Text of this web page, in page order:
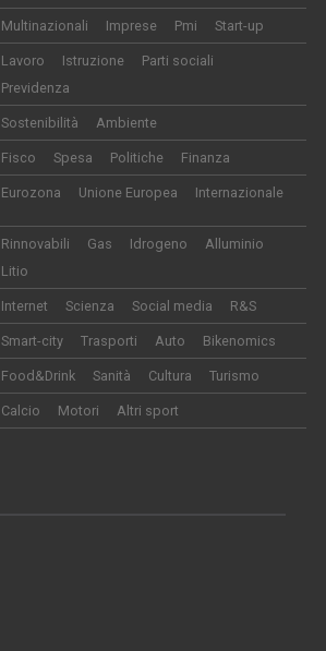
Multinazionali Imprese Pmi Start-up
Lavoro Istruzione
Parti sociali
Previdenza
Sostenibilità Ambiente
Fisco Spesa Politiche Finanza
Eurozona Unione Europea Internazionale
Rinnovabili Gas Idrogeno
Alluminio
Litio
Internet Scienza Social media R&S
Smart-city Trasporti Auto Bikenomics
Food&Drink Sanità Cultura Turismo
Calcio Motori Altri sport